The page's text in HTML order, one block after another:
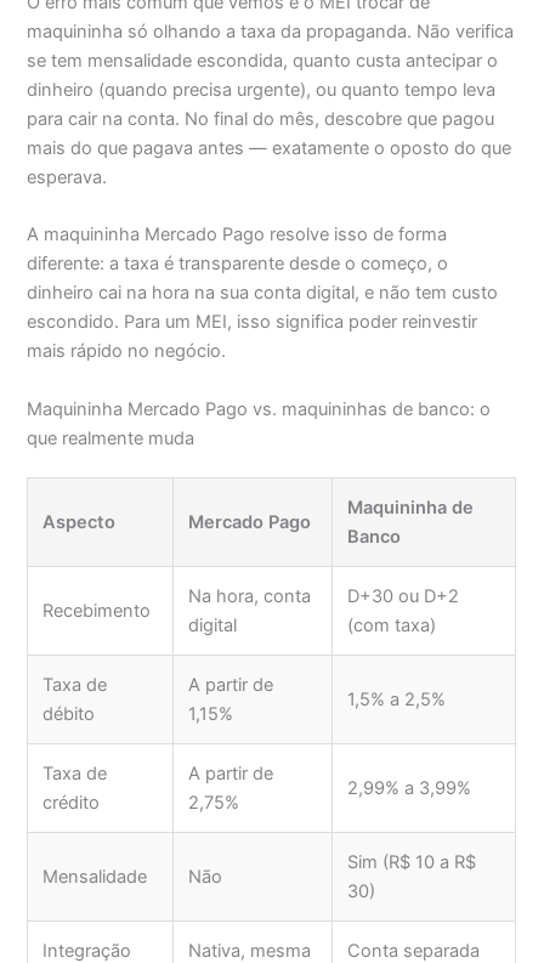
maquininha só olhando a taxa da propaganda. Não verifica
se tem mensalidade escondida, quanto custa antecipar o
dinheiro (quando precisa urgente), ou quanto tempo leva
para cair na conta. No final do mês, descobre que pagou
mais do que pagava antes — exatamente o oposto do que
esperava.
A maquininha Mercado Pago resolve isso de forma
diferente: a taxa é transparente desde o começo, o
dinheiro cai na hora na sua conta digital, e não tem custo
escondido. Para um MEI, isso significa poder reinvestir
mais rápido no negócio.
Maquininha Mercado Pago vs. maquininhas de banco: o
que realmente muda
Aspecto Mercado Pago
Maquininha de
Banco
Recebimento
Na hora, conta
digital
D+30 ou D+2
(com taxa)
Taxa de
débito
A partir de
1,15%
1,5% a 2,5%
Taxa de
crédito
A partir de
2,75%
2,99% a 3,99%
Mensalidade Não
Sim (R$ 10 a R$
30)
Integração
Nativa, mesma
Conta separada